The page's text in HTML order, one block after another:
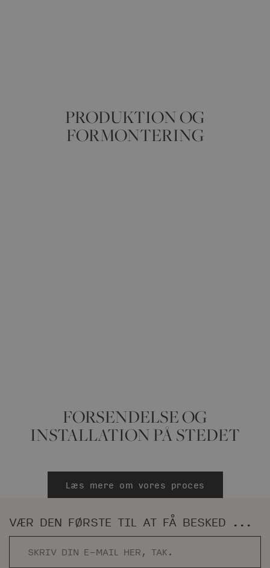
PRODUKTION OG
FORMONTERING
FORSENDELSE OG
INSTALLATION PÅ STEDET
Læs mere om vores proces
VÆR DEN FØRSTE TIL AT FÅ BESKED ...